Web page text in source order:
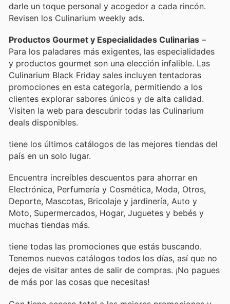
darle un toque personal y acogedor a cada rincón.
Revisen los Culinarium weekly ads.
Productos Gourmet y Especialidades Culinarias –
Para los paladares más exigentes, las especialidades
y productos gourmet son una elección infalible. Las
Culinarium Black Friday sales incluyen tentadoras
promociones en esta categoría, permitiendo a los
clientes explorar sabores únicos y de alta calidad.
Visiten la web para descubrir todas las Culinarium
deals disponibles.
tiene los últimos catálogos de las mejores tiendas del
país en un solo lugar.
Encuentra increíbles descuentos para ahorrar en
Electrónica, Perfumería y Cosmética, Moda, Otros,
Deporte, Mascotas, Bricolaje y jardinería, Auto y
Moto, Supermercados, Hogar, Juguetes y bebés y
muchas tiendas más.
tiene todas las promociones que estás buscando.
Tenemos nuevos catálogos todos los días, así que no
dejes de visitar antes de salir de compras. ¡No pagues
de más por las cosas que necesitas!